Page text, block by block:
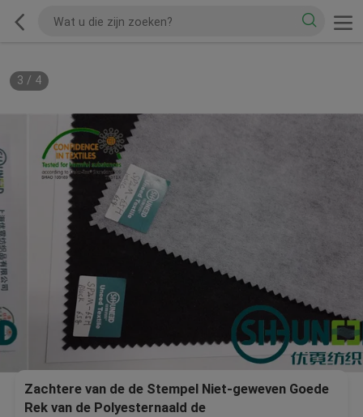
3 / 4
Zachtere van de de Stempel Niet-geweven Goede
Rek van de Polyesternaald de